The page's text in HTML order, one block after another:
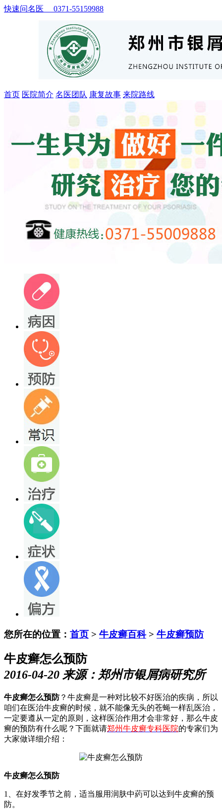
快速问名医 0371-55159988
首页 医院简介 名医团队 康复故事 来院路线
您所在的位置： 首页 > 牛皮癣百科> 牛皮癣预防
牛皮癣怎么预防
2016-04-20 来源：郑州市银屑病研究所
牛皮癣怎么预防？牛皮癣是一种对比较不好医治的疾病，所以
咱们在医治牛皮癣的时候，就不能像无头的苍蝇一样乱医治，
一定要遵从一定的原则，这样医治作用才会非常好，那么牛皮
癣的预防有什么呢？下面就请郑州牛皮癣专科医院的专家们为
大家做详细介绍：
牛皮癣怎么预防
1、在好发季节之前，适当服用润肤中葯可以达到牛皮癣的预
防。